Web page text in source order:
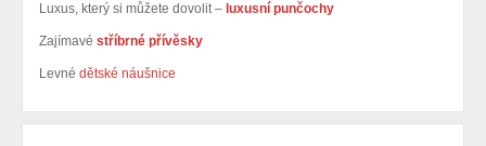
Luxus, který si můžete dovolit – luxusní punčochy
Zajímavé stříbrné přívěsky
Levné dětské náušnice